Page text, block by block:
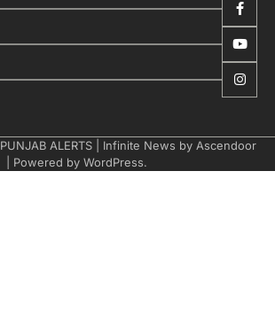
PUNJAB ALERTS| Infinite News by Ascendoor
| Powered by WordPress.